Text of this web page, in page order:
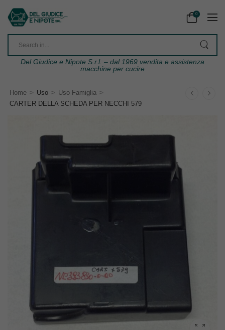
0
Del Giudice e Nipote S.r.l. – dal 1969 vendita e assistenza
macchine per cucire
Home > Uso > Uso Famiglia >
CARTER DELLA SCHEDA PER NECCHI 579